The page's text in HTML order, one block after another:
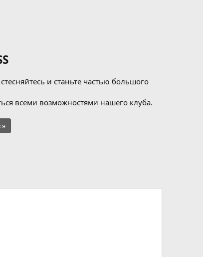
и станьте частью большого
всеми возможностями нашего клуба.